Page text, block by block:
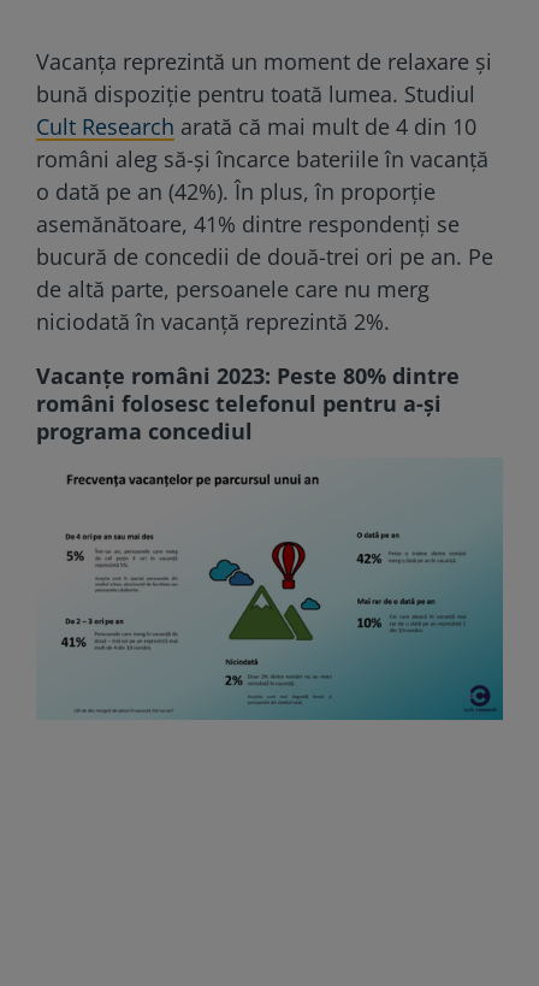
Vacanța reprezintă un moment de relaxare și
bună dispoziție pentru toată lumea. Studiul
Cult Research arată că mai mult de 4 din 10
români aleg să-și încarce bateriile în vacanță
o dată pe an (42%). În plus, în proporție
asemănătoare, 41% dintre respondenți se
bucură de concedii de două-trei ori pe an. Pe
de altă parte, persoanele care nu merg
niciodată în vacanță reprezintă 2%.
Vacanţe români 2023: Peste 80% dintre
români folosesc telefonul pentru a-şi
programa concediul